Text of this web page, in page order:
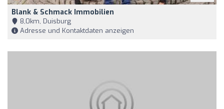
Blank & Schmack Immobilien
8,0km, Duisburg
Adresse und Kontaktdaten anzeigen